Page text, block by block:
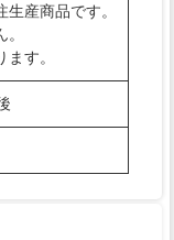
産商品です。
す。